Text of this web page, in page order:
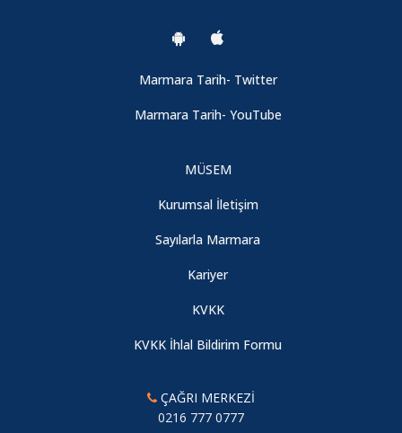
Marmara Tarih- Twitter
Marmara Tarih- YouTube
MÜSEM
Kurumsal İletişim
Sayılarla Marmara
Kariyer
KVKK
KVKK İhlal Bildirim Formu
ÇAĞRI MERKEZİ
0216 777 0777